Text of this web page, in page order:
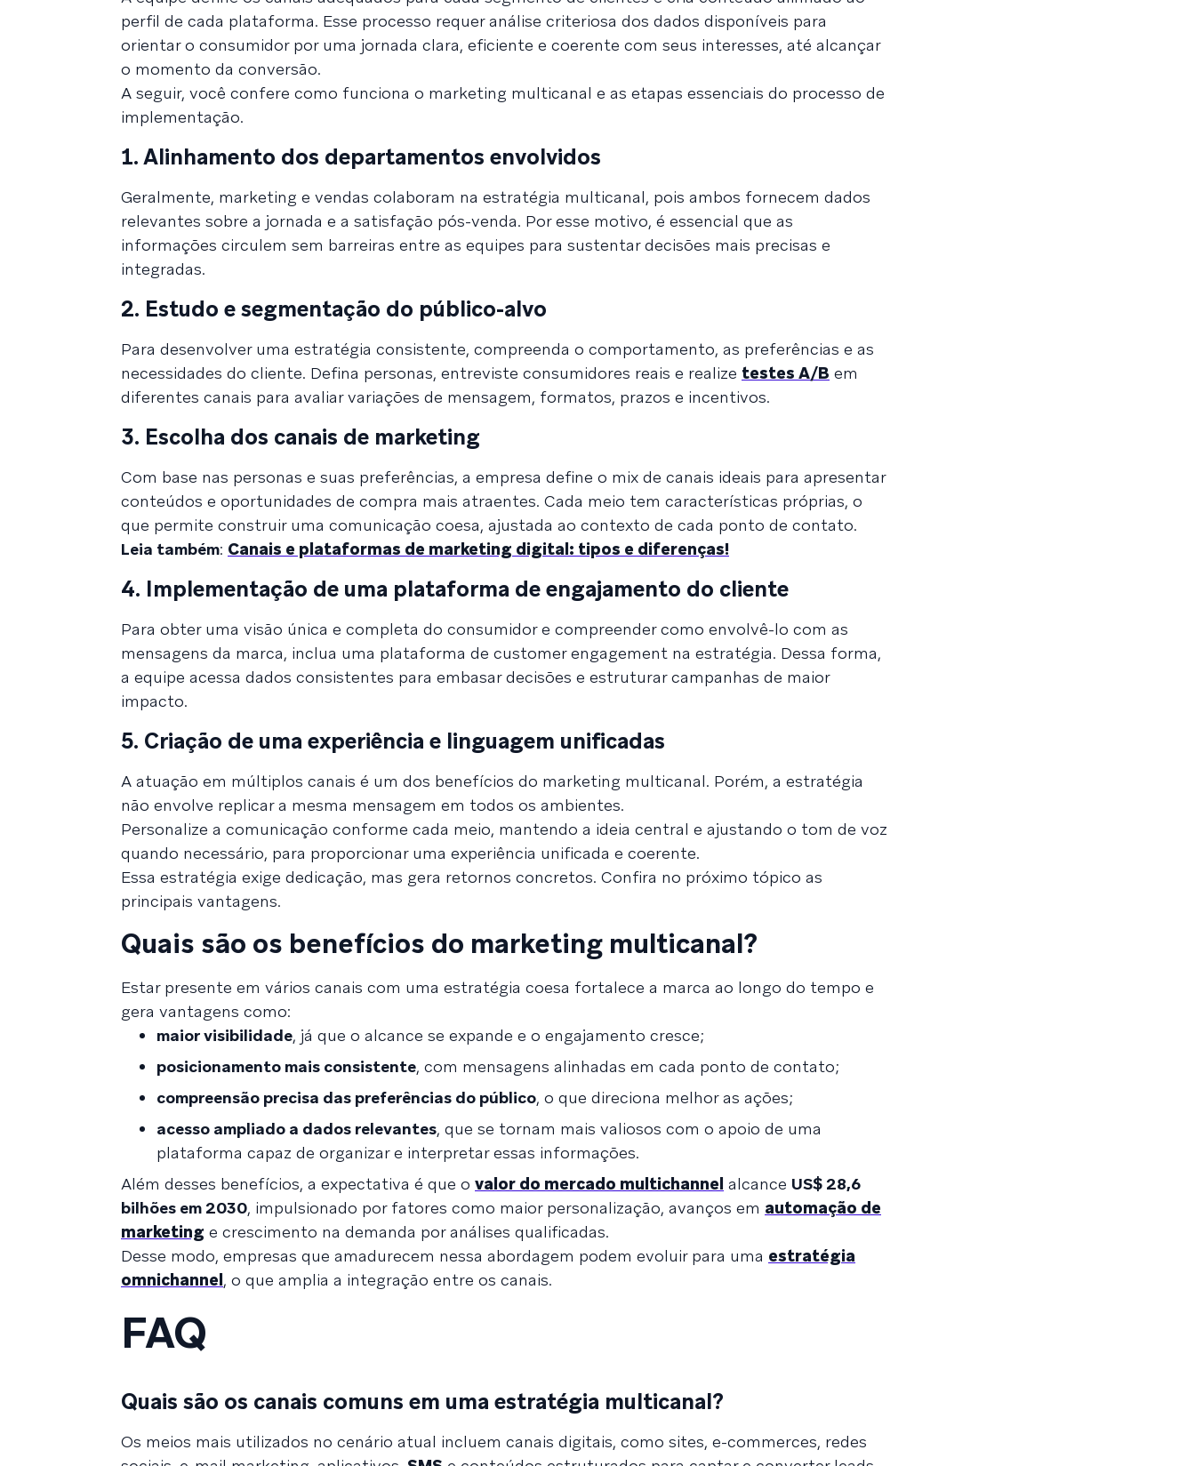
perfil de cada plataforma. Esse processo requer análise criteriosa dos dados disponíveis para
orientar o consumidor por uma jornada clara, eficiente e coerente com seus interesses, até alcançar
o momento da conversão.
A seguir, você confere como funciona o marketing multicanal e as etapas essenciais do processo de
implementação.
1. Alinhamento dos departamentos envolvidos
Geralmente, marketing e vendas colaboram na estratégia multicanal, pois ambos fornecem dados
relevantes sobre a jornada e a satisfação pós-venda. Por esse motivo, é essencial que as
informações circulem sem barreiras entre as equipes para sustentar decisões mais precisas e
integradas.
2. Estudo e segmentação do público-alvo
Para desenvolver uma estratégia consistente, compreenda o comportamento, as preferências e as
necessidades do cliente. Defina personas, entreviste consumidores reais e realize testes A/B em
diferentes canais para avaliar variações de mensagem, formatos, prazos e incentivos.
3. Escolha dos canais de marketing
Com base nas personas e suas preferências, a empresa define o mix de canais ideais para apresentar
conteúdos e oportunidades de compra mais atraentes. Cada meio tem características próprias, o
que permite construir uma comunicação coesa, ajustada ao contexto de cada ponto de contato.
Leia também: Canais e plataformas de marketing digital: tipos e diferenças!
4. Implementação de uma plataforma de engajamento do cliente
Para obter uma visão única e completa do consumidor e compreender como envolvê-lo com as
mensagens da marca, inclua uma plataforma de customer engagement na estratégia. Dessa forma,
a equipe acessa dados consistentes para embasar decisões e estruturar campanhas de maior
impacto.
5. Criação de uma experiência e linguagem unificadas
A atuação em múltiplos canais é um dos benefícios do marketing multicanal. Porém, a estratégia
não envolve replicar a mesma mensagem em todos os ambientes.
Personalize a comunicação conforme cada meio, mantendo a ideia central e ajustando o tom de voz
quando necessário, para proporcionar uma experiência unificada e coerente.
Essa estratégia exige dedicação, mas gera retornos concretos. Confira no próximo tópico as
principais vantagens.
Quais são os benefícios do marketing multicanal?
Estar presente em vários canais com uma estratégia coesa fortalece a marca ao longo do tempo e
gera vantagens como:
maior visibilidade, já que o alcance se expande e o engajamento cresce;
posicionamento mais consistente, com mensagens alinhadas em cada ponto de contato;
compreensão precisa das preferências do público, o que direciona melhor as ações;
acesso ampliado a dados relevantes, que se tornam mais valiosos com o apoio de uma
plataforma capaz de organizar e interpretar essas informações.
Além desses benefícios, a expectativa é que o valor do mercado multichannel alcance US$ 28,6
bilhões em 2030, impulsionado por fatores como maior personalização, avanços em automação de
marketing e crescimento na demanda por análises qualificadas.
Desse modo, empresas que amadurecem nessa abordagem podem evoluir para uma estratégia
omnichannel, o que amplia a integração entre os canais.
FAQ
Quais são os canais comuns em uma estratégia multicanal?
Os meios mais utilizados no cenário atual incluem canais digitais, como sites, e-commerces, redes